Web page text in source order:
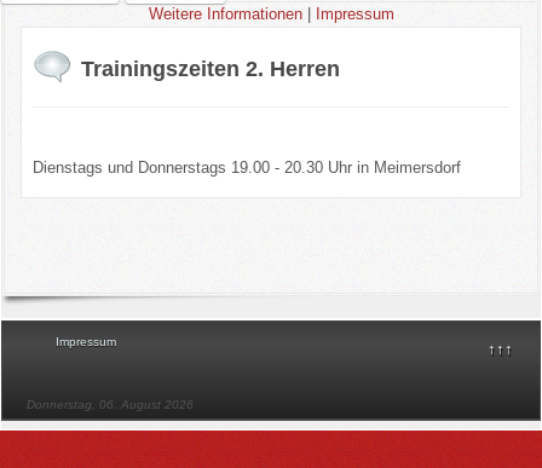
Kinderschutz
Aktuell
Trainingszeiten 2. Herren
Dienstags und Donnerstags 19.00 - 20.30 Uhr in Meimersdorf
↑↑↑
Impressum
Donnerstag, 06. August 2026
Weitere Informationen| Impressum